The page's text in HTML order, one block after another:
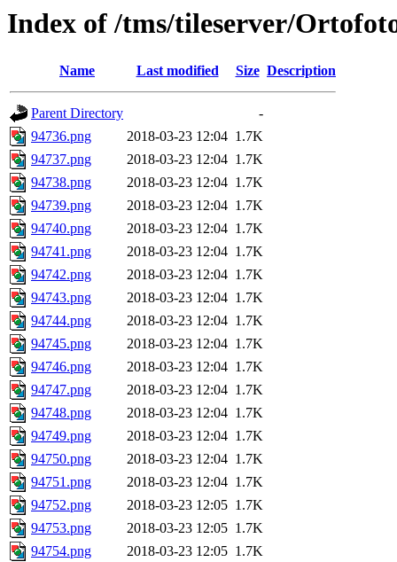
Index of /tms/tileserver/
Name Last modified Size Description
Parent Directory
-
94736.png
2018-03-23 12:04 1.7K
94737.png
2018-03-23 12:04 1.7K
94738.png
2018-03-23 12:04 1.7K
94739.png
2018-03-23 12:04 1.7K
94740.png
2018-03-23 12:04 1.7K
94741.png
2018-03-23 12:04 1.7K
94742.png
2018-03-23 12:04 1.7K
94743.png
2018-03-23 12:04 1.7K
94744.png
2018-03-23 12:04 1.7K
94745.png
2018-03-23 12:04 1.7K
94746.png
2018-03-23 12:04 1.7K
94747.png
2018-03-23 12:04 1.7K
94748.png
2018-03-23 12:04 1.7K
94749.png
2018-03-23 12:04 1.7K
94750.png
2018-03-23 12:04 1.7K
94751.png
2018-03-23 12:04 1.7K
94752.png
2018-03-23 12:05 1.7K
94753.png
2018-03-23 12:05 1.7K
94754.png
2018-03-23 12:05 1.7K